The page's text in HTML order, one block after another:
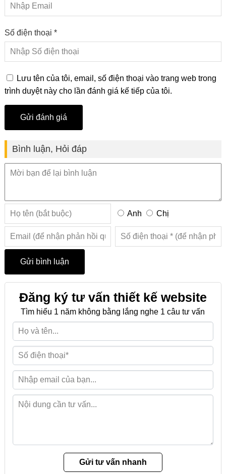
Số điện thoại *
Lưu tên của tôi, email, số điện thoại vào trang web trong
trình duyệt này cho lần đánh giá kế tiếp của tôi.
Bình luận, Hỏi đáp
Anh Chị
Đăng ký tư vấn thiết kế website
Tìm hiểu 1 năm không bằng lắng nghe 1 câu tư vấn